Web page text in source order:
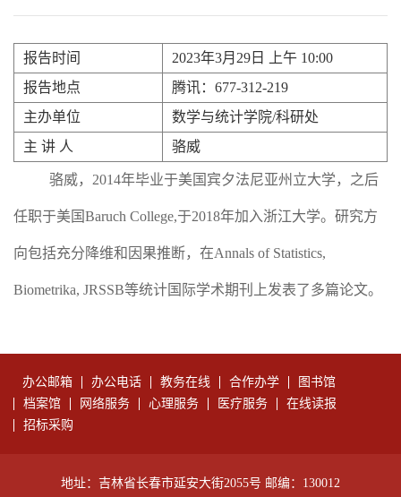
报告时间
2023年3月29日 上午 10:00
报告地点
腾讯：677-312-219
主办单位
数学与统计学院/科研处
主 讲 人
骆威
骆威， 2014年毕业于美国宾夕法尼亚州立大学，之后
任职于美国Baruch College,于2018年加入浙江大学。研究方
向包括充分降维和因果推断，在Annals of Statistics,
Biometrika, JRSSB等统计国际学术期刊上发表了多篇论文。
办公邮箱 办公电话 教务在线 合作办学
图书馆
档案馆
网络服务 心理服务 医疗服务
在线读报
招标采购
地址：吉林省长春市延安大街2055号 邮编：130012